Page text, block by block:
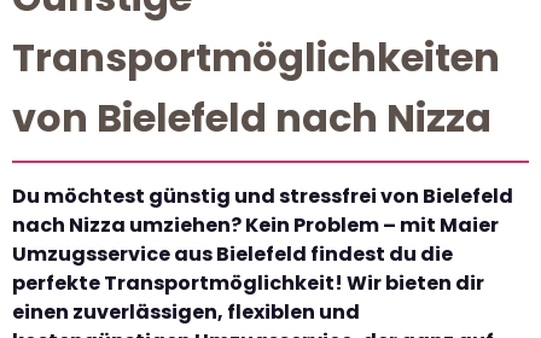
Transportmöglichkeiten
von Bielefeld nach Nizza
Du möchtest günstig und stressfrei von Bielefeld
nach Nizza umziehen? Kein Problem – mit Maier
Umzugsservice aus Bielefeld findest du die
perfekte Transportmöglichkeit! Wir bieten dir
einen zuverlässigen, flexiblen und